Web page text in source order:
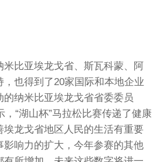
米比亚埃龙戈省、斯瓦科蒙、阿
也得到了20家国际和本地企业
纳米比亚埃龙戈省省委委员
，“湖山杯”马拉松比赛传递了健康
埃龙戈省地区人民的生活有重要
响力的扩大，今年参赛的其他